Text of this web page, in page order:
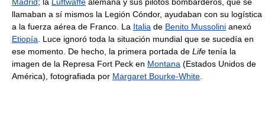
llamaban a sí mismos la Legión Cóndor, ayudaban con su logística
a la fuerza aérea de Franco. La Italia de Benito Mussolini anexó
Etiopía . Luce ignoró toda la situación mundial que se sucedía en
ese momento. De hecho, la primera portada de Life tenía la
imagen de la Represa Fort Peck en Montana (Estados Unidos de
América), fotografiada por Margaret Bourke-White